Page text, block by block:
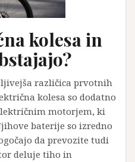
kolesa in
različica prvotnih
kolesa so dodatno
motorjem, ki
baterije so izredno
da prevozite tudi
deluje tiho in